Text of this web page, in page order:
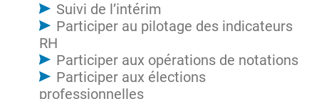
Suivi de l’intérim
Participer au pilotage des indicateurs
RH
Participer aux opérations de notations
Participer aux élections
professionnelles